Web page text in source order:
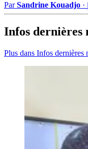
ParSandrine Kouadjo ·
Infos dernières
Plus dans Infos